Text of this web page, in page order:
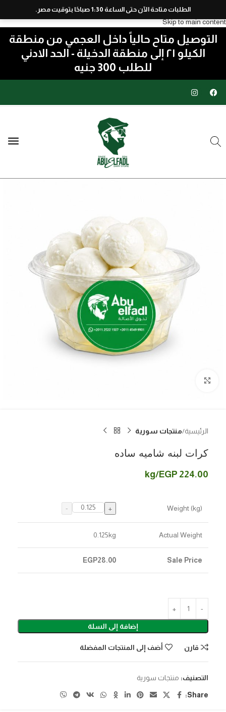
Skip to navigation
Skip to main content
التوصيل متاح حالياً داخل العجمي من منطقة
الكيلو ٢١ إلى منطقة الدخيلة - الحد الادني
للطلب 300 جنيه
الرئيسية منتجات سورية
كرات لبنه شاميه ساده
EGP 224.00
/kg
Weight (kg)
Actual Weight
0.125kg
Sale Price
EGP28.00
إضافة إلى السلة
قارن أضف إلى المنتجات المفضلة
التصنيف: منتجات سورية
Share:
الطلبات متاحة الآن حتى الساعة 1:30 صباحًا بتوقيت مصر.